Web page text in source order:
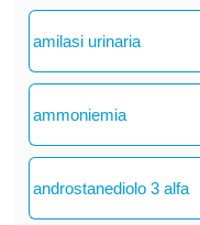
amilasi urinaria
ammoniemia
androstanediolo 3 alfa